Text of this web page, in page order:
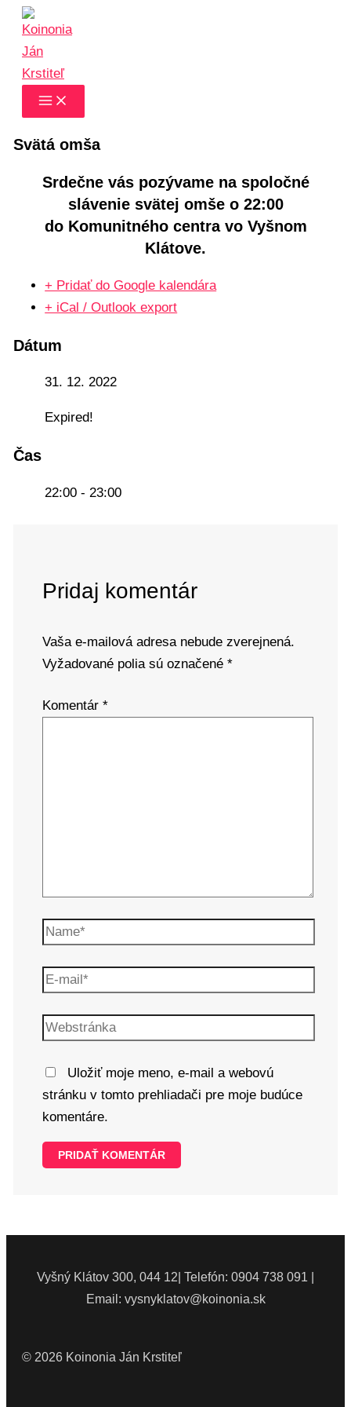
Preskočiť
obsah
Svätá omša
Srdečne vás pozývame na spoločné
slávenie svätej omše o 22:00
do Komunitného centra vo Vyšnom
Klátove.
+ Pridať do Google kalendára
+ iCal / Outlook export
Dátum
31. 12. 2022
Expired!
Čas
22:00 - 23:00
Pridaj komentár
Vaša e-mailová adresa nebude zverejnená.
Vyžadované polia sú označené *
Komentár *
mail*
Uložiť moje meno, e-mail a webovú
stránku v tomto prehliadači pre moje budúce
komentáre.
Vyšný Klátov 300, 044 12| Telefón: 0904 738 091 |
Email: vysnyklatov@koinonia.sk
© 2026 Koinonia Ján Krstiteľ